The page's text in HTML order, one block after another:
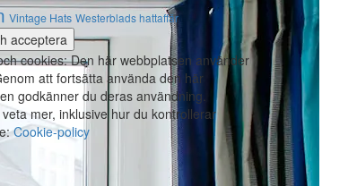
Vintage Hats Westerblads hattaffär
cookies: Den här webbplatsen använder
att fortsätta använda den här
godkänner du deras användning.
mer, inklusive hur du kontrollerar
Cookie-policy